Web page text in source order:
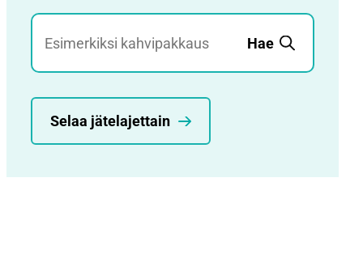
Jätehaku
Hae
Selaa jätelajettain